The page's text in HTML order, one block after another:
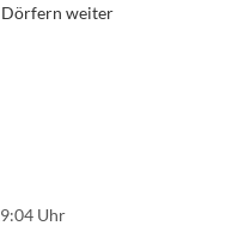
Dörfern weiter
Uhr